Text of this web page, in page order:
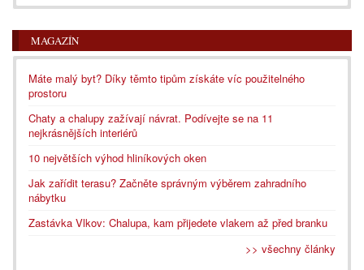
MAGAZÍN
Máte malý byt? Díky těmto tipům získáte víc použitelného
prostoru
Chaty a chalupy zažívají návrat. Podívejte se na 11
nejkrásnějších interiérů
10 největších výhod hliníkových oken
Jak zařídit terasu? Začněte správným výběrem zahradního
nábytku
Zastávka Vlkov: Chalupa, kam přijedete vlakem až před branku
>> všechny články